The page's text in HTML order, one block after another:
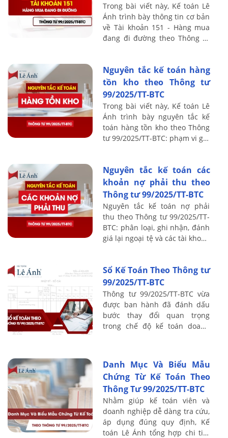
Trong bài viết này, Kế toán Lê
Ánh trình bày thông tin cơ bản
về Tài khoản 151 - Hàng mua
đang đi đường theo Thông tư
nội ...
Nguyên tắc kế toán hàng
tồn kho theo Thông tư
99/2025/TT-BTC
Trong bài viết này, Kế toán Lê
Ánh trình bày nguyên tắc kế
toán hàng tồn kho theo Thông
tư 99/2025/TT-BTC: phạm vi ghi
và ...
Nguyên tắc kế toán các
khoản nợ phải thu theo
Thông tư 99/2025/TT-BTC
Nguyên tắc kế toán nợ phải
thu theo Thông tư 99/2025/TT-
BTC: phân loại, ghi nhận, đánh
giá lại ngoại tệ và các tài khoản
Sổ Kế Toán Theo Thông tư
99/2025/TT-BTC
Thông tư 99/2025/TT-BTC vừa
được ban hành đã đánh dấu
bước thay đổi quan trọng
trong chế độ kế toán doanh
Danh Mục Và Biểu Mẫu
Chứng Từ Kế Toán Theo
Thông Tư 99/2025/TT-BTC
Nhằm giúp kế toán viên và
doanh nghiệp dễ dàng tra cứu,
áp dụng đúng quy định, Kế
toán Lê Ánh tổng hợp chi tiết